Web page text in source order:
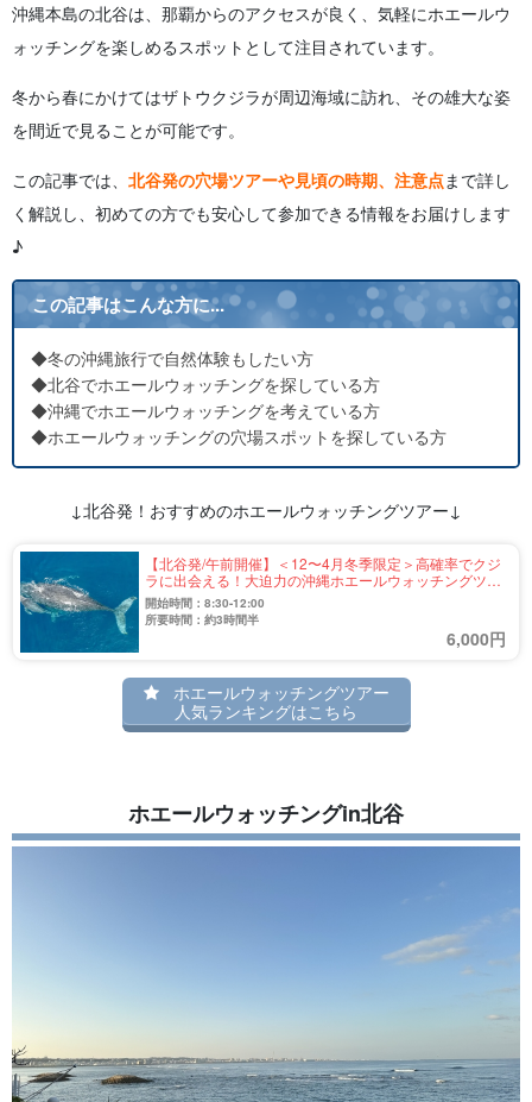
8.2.酔い止めは必須？おすすめの飲み方は？
8.3.天気が悪い日は中止？振替や返金対応は？
沖縄本島の北谷は、那覇からのアクセスが良く、気軽にホエールウ
ォッチングを楽しめるスポットとして注目されています。
冬から春にかけてはザトウクジラが周辺海域に訪れ、その雄大な姿
を間近で見ることが可能です。
この記事では、 北谷発の穴場ツアーや見頃の時期、注意点まで詳し
く解説し、初めての方でも安心して参加できる情報をお届けします
♪
この記事はこんな方に...
◆冬の沖縄旅行で自然体験もしたい方
◆北谷でホエールウォッチングを探している方
◆沖縄でホエールウォッチングを考えている方
◆ホエールウォッチングの穴場スポットを探している方
↓北谷発！おすすめのホエールウォッチングツアー↓
【北谷発/午前開催】＜12〜4月冬季限定＞高確率でクジ
ラに出会える！大迫力の沖縄ホエールウォッチングツア
ー☆0歳〜シニアの方も参加可能《手ぶらOK・全額返金
対応あり》（No.367）
開始時間：8:30-12:00
所要時間：約3時間半
6,000円
ホエールウォッチングツアー
人気ランキングはこちら
ホエールウォッチングin北谷